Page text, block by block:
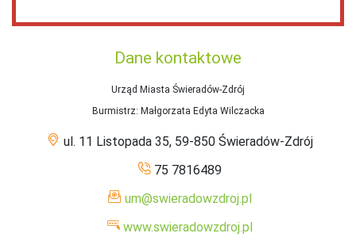
Dane kontaktowe
Urząd Miasta Świeradów-Zdrój
Burmistrz: Małgorzata Edyta Wilczacka
ul. 11 Listopada 35, 59-850 Świeradów-Zdrój
75 7816489
um@swieradowzdroj.pl
www.swieradowzdroj.pl